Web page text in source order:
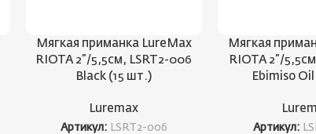
Мягкая приманка LureMax
RIOTA 2”/5,5см, LSRT2-006
Black (15 шт.)
Luremax
Артикул: LSRT2-006
Мягкая
RIOTA 2”/
Ebimiso
Артикул: